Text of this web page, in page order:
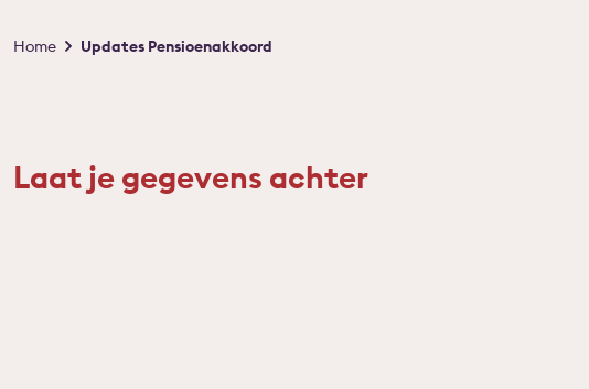
Kruimelpad
Home Updates Pensioenakkoord
Laat je gegevens achter